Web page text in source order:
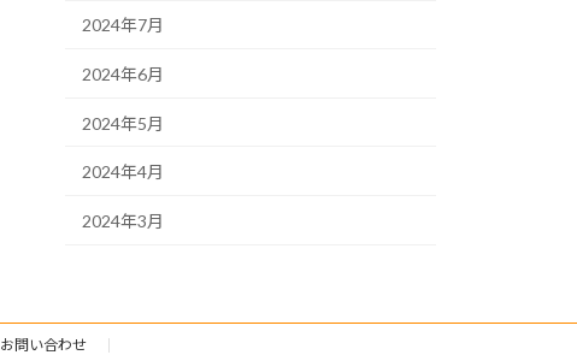
2024年7月
2024年6月
2024年5月
2024年4月
2024年3月
お問い合わせ